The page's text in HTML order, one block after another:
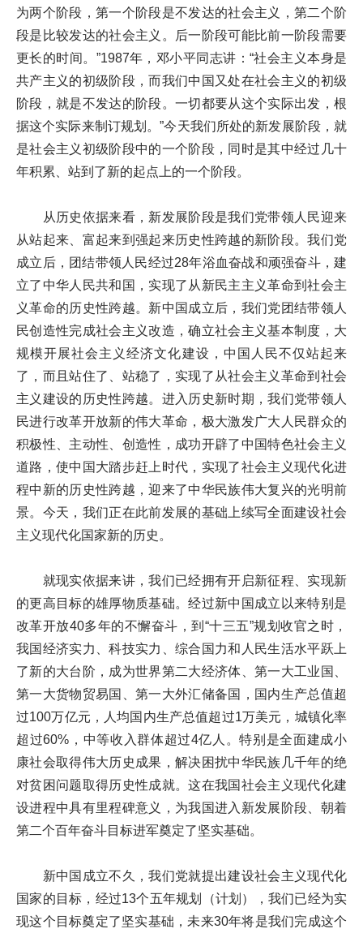
为两个阶段，第一个阶段是不发达的社会主义，第二个阶
段是比较发达的社会主义。后一阶段可能比前一阶段需要
更长的时间。”1987年，邓小平同志讲：“社会主义本身是
共产主义的初级阶段，而我们中国又处在社会主义的初级
阶段，就是不发达的阶段。一切都要从这个实际出发，根
据这个实际来制订规划。”今天我们所处的新发展阶段，就
是社会主义初级阶段中的一个阶段，同时是其中经过几十
年积累、站到了新的起点上的一个阶段。
从历史依据来看，新发展阶段是我们党带领人民迎来
从站起来、富起来到强起来历史性跨越的新阶段。我们党
成立后，团结带领人民经过28年浴血奋战和顽强奋斗，建
立了中华人民共和国，实现了从新民主主义革命到社会主
义革命的历史性跨越。新中国成立后，我们党团结带领人
民创造性完成社会主义改造，确立社会主义基本制度，大
规模开展社会主义经济文化建设，中国人民不仅站起来
了，而且站住了、站稳了，实现了从社会主义革命到社会
主义建设的历史性跨越。进入历史新时期，我们党带领人
民进行改革开放新的伟大革命，极大激发广大人民群众的
积极性、主动性、创造性，成功开辟了中国特色社会主义
道路，使中国大踏步赶上时代，实现了社会主义现代化进
程中新的历史性跨越，迎来了中华民族伟大复兴的光明前
景。今天，我们正在此前发展的基础上续写全面建设社会
主义现代化国家新的历史。
就现实依据来讲，我们已经拥有开启新征程、实现新
的更高目标的雄厚物质基础。经过新中国成立以来特别是
改革开放40多年的不懈奋斗，到“十三五”规划收官之时，
我国经济实力、科技实力、综合国力和人民生活水平跃上
了新的大台阶，成为世界第二大经济体、第一大工业国、
第一大货物贸易国、第一大外汇储备国，国内生产总值超
过100万亿元，人均国内生产总值超过1万美元，城镇化率
超过60%，中等收入群体超过4亿人。特别是全面建成小
康社会取得伟大历史成果，解决困扰中华民族几千年的绝
对贫困问题取得历史性成就。这在我国社会主义现代化建
设进程中具有里程碑意义，为我国进入新发展阶段、朝着
第二个百年奋斗目标进军奠定了坚实基础。
新中国成立不久，我们党就提出建设社会主义现代化
国家的目标，经过13个五年规划（计划），我们已经为实
现这个目标奠定了坚实基础，未来30年将是我们完成这个